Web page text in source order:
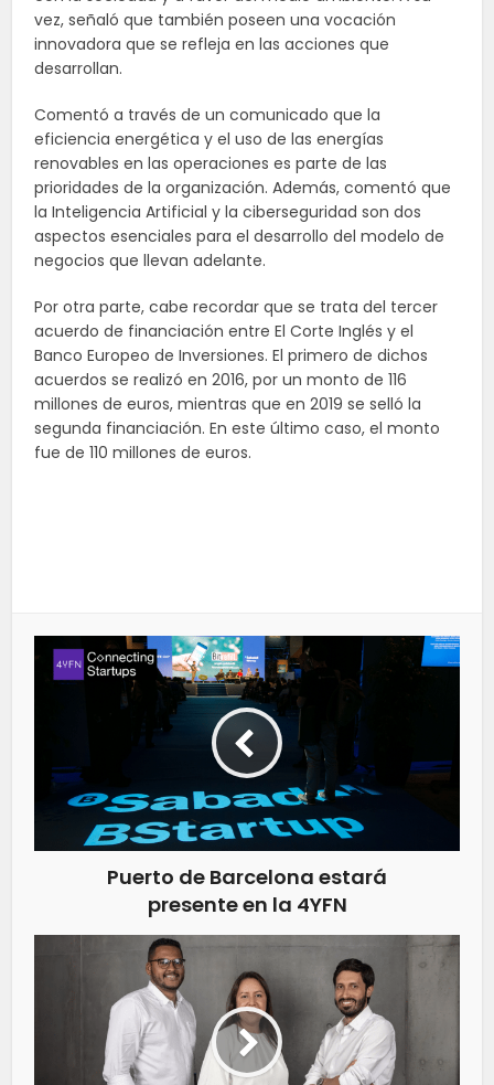
vez, señaló que también poseen una vocación
innovadora que se refleja en las acciones que
desarrollan.
Comentó a través de un comunicado que la
eficiencia energética y el uso de las energías
renovables en las operaciones es parte de las
prioridades de la organización. Además, comentó que
la Inteligencia Artificial y la ciberseguridad son dos
aspectos esenciales para el desarrollo del modelo de
negocios que llevan adelante.
Por otra parte, cabe recordar que se trata del tercer
acuerdo de financiación entre El Corte Inglés y el
Banco Europeo de Inversiones. El primero de dichos
acuerdos se realizó en 2016, por un monto de 116
millones de euros, mientras que en 2019 se selló la
segunda financiación. En este último caso, el monto
fue de 110 millones de euros.
Puerto de Barcelona estará
presente en la 4YFN